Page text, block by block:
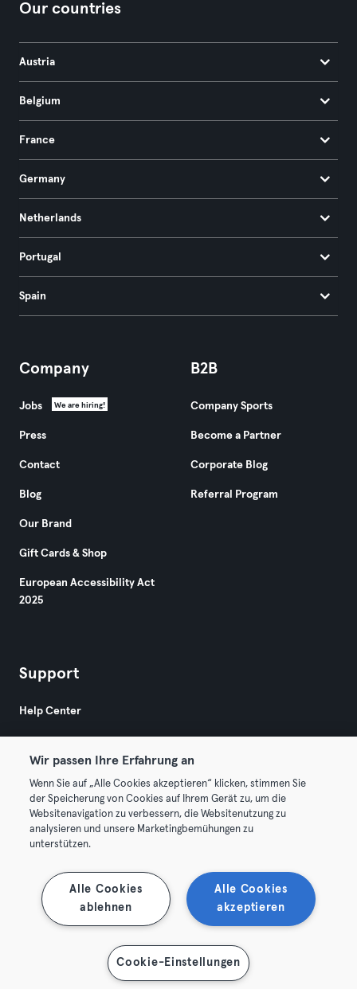
Our countries
Austria
Belgium
France
Germany
Netherlands
Portugal
Spain
Company
Jobs We are hiring!
Press
Contact
Blog
Our Brand
Gift Cards & Shop
European Accessibility Act
2025
B2B
Company Sports
Become a Partner
Corporate Blog
Referral Program
Support
Help Center
© 2026 Urban Sports Group GmbH. All rights reserved.
Terms & Conditions
Terminate contracts here Withdraw contracts here
Wir passen Ihre Erfahrung an
Wenn Sie auf „Alle Cookies akzeptieren“ klicken, stimmen Sie
der Speicherung von Cookies auf Ihrem Gerät zu, um die
Websitenavigation zu verbessern, die Websitenutzung zu
analysieren und unsere Marketingbemühungen zu
unterstützen.
Alle Cookies
akzeptieren
Alle Cookies
ablehnen
Cookie-Einstellungen